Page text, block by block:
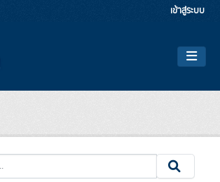
เข้าสู่ระบบ